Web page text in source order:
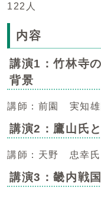
122人
内容
講演1：竹林寺
背景
講師：前園 実知雄
講演2：鷹山氏
講師：天野 忠幸氏
講演3：畿内戦